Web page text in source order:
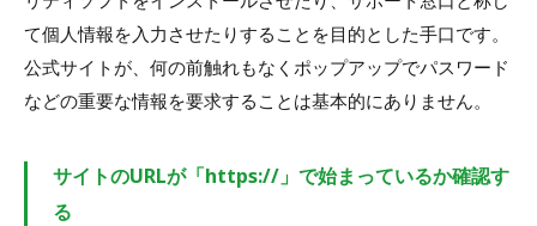
て個人情報を入力させたりすることを目的とした手口です。
公式サイトが、何の前触れもなくポップアップでパスワード
などの重要な情報を要求することは基本的にありません。
サイトのURLが「https://」で始まっているか確認す
る